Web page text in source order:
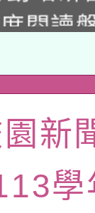
閱讀
軟體
釋公
請許可
委託
新